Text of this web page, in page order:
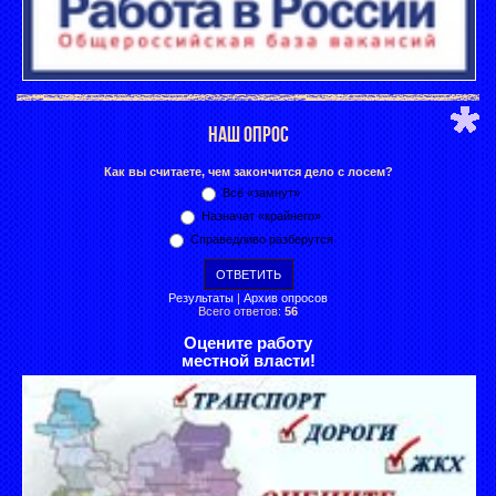
НАШ ОПРОС
Как вы считаете, чем закончится дело с лосем?
Всё «замнут»
Назначат «крайнего»
Справедливо разберутся
Результаты | Архив опросов
Всего ответов: 56
Оцените работу
местной власти!